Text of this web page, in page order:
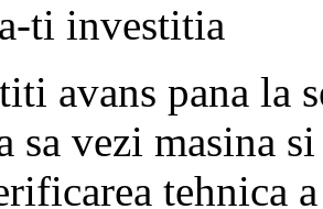
ti investitia
avans pana la
sa vezi masina si
tehnica